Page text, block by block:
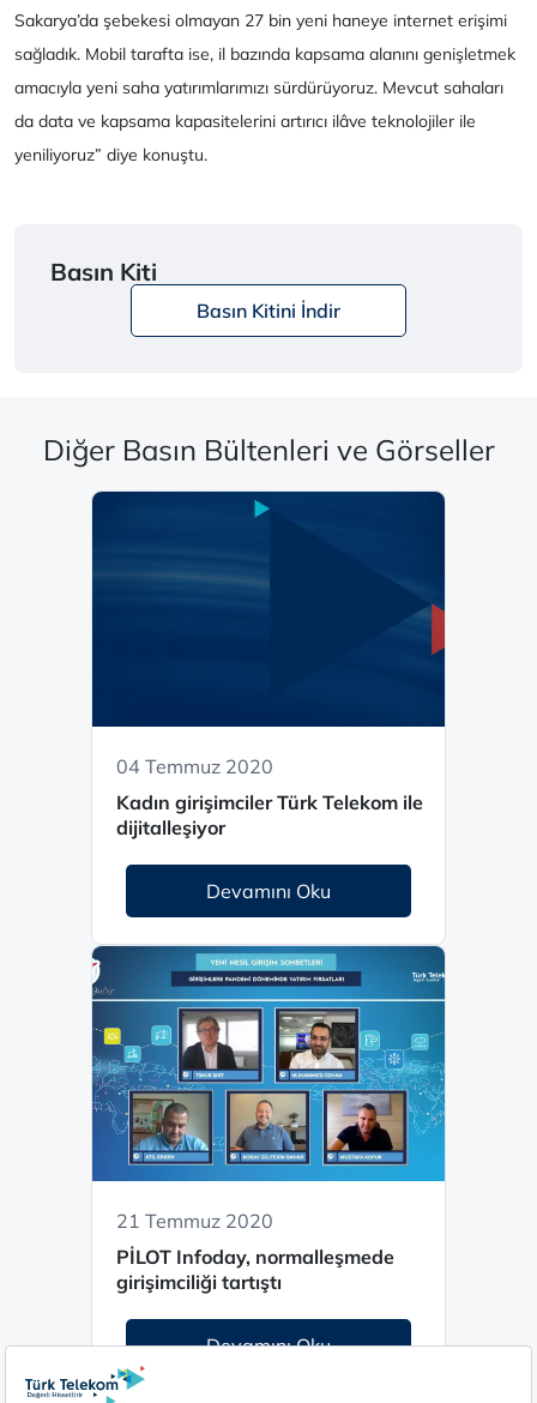
Sakarya’da şebekesi olmayan 27 bin yeni haneye internet erişimi
sağladık. Mobil tarafta ise, il bazında kapsama alanını genişletmek
amacıyla yeni saha yatırımlarımızı sürdürüyoruz. Mevcut sahaları
da data ve kapsama kapasitelerini artırıcı ilâve teknolojiler ile
yeniliyoruz” diye konuştu.
Basın Kiti
Basın Kitini İndir
Diğer Basın Bültenleri ve Görseller
04 Temmuz 2020
Kadın girişimciler Türk Telekom ile
dijitalleşiyor
Devamını Oku
21 Temmuz 2020
PİLOT Infoday, normalleşmede
girişimciliği tartıştı
Devamını Oku